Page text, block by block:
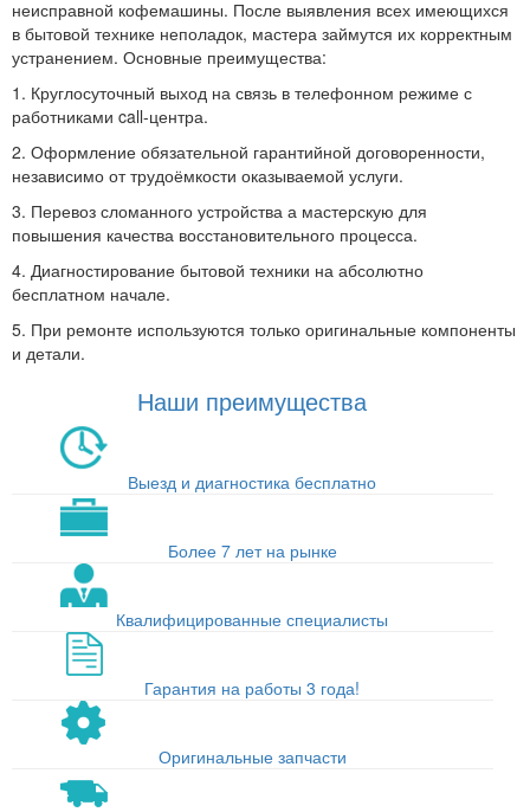
неисправной кофемашины. После выявления всех имеющихся
в бытовой технике неполадок, мастера займутся их корректным
устранением. Основные преимущества:
1. Круглосуточный выход на связь в телефонном режиме с
работниками call-центра.
2. Оформление обязательной гарантийной договоренности,
независимо от трудоёмкости оказываемой услуги.
3. Перевоз сломанного устройства а мастерскую для
повышения качества восстановительного процесса.
4. Диагностирование бытовой техники на абсолютно
бесплатном начале.
5. При ремонте используются только оригинальные компоненты
и детали.
Наши преимущества
Выезд и диагностика бесплатно
Более 7 лет на рынке
Квалифицированные специалисты
Гарантия на работы 3 года!
Оригинальные запчасти